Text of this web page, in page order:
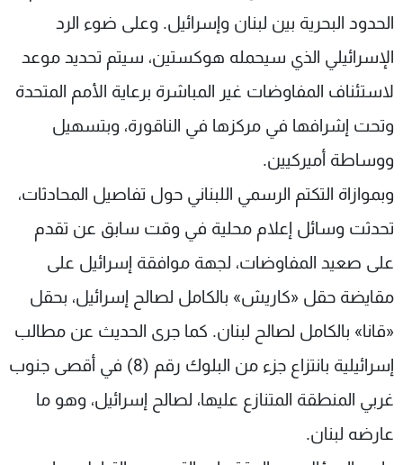
الحدود البحرية بين لبنان وإسرائيل. وعلى ضوء الرد
الإسرائيلي الذي سيحمله هوكستين، سيتم تحديد موعد
لاستئناف المفاوضات غير المباشرة برعاية الأمم المتحدة
وتحت إشرافها في مركزها في الناقورة، وبتسهيل
ووساطة أميركيين.
وبموازاة التكتم الرسمي اللبناني حول تفاصيل المحادثات،
تحدثت وسائل إعلام محلية في وقت سابق عن تقدم
على صعيد المفاوضات، لجهة موافقة إسرائيل على
مقايضة حقل «كاريش» بالكامل لصالح إسرائيل، بحقل
«قانا» بالكامل لصالح لبنان. كما جرى الحديث عن مطالب
إسرائيلية بانتزاع جزء من البلوك رقم (8) في أقصى جنوب
غربي المنطقة المتنازع عليها، لصالح إسرائيل، وهو ما
عارضه لبنان.